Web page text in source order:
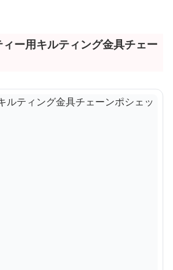
ー用キルティング金具チェー